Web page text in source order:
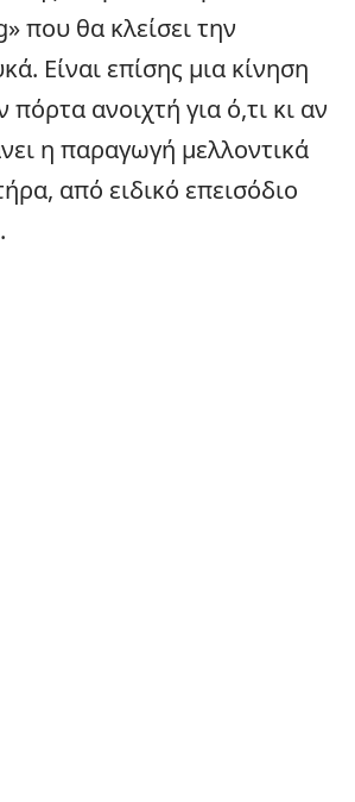
που θα κλείσει την
Είναι επίσης μια κίνηση
ανοιχτή για ό,τι κι αν
η παραγωγή μελλοντικά
από ειδικό επεισόδιο